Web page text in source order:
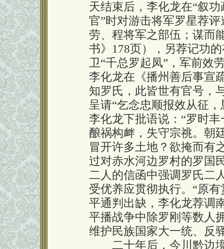
天结束后，李化龙在“叙
官”时对游击将军罗星荐
劳、程将军之部伍；谋而
书》178页），另荐记功
卫“千总罗起凤”，军前效
李化龙在《播州善后事宣
知罗氏，此皆世有官号，
呈请“乞念忠顺报效从征
李化龙下批语说：“罗时
酿祸构衅，失守宗祧。朝
冒开许多土地？欲掩而有
过对赤水河边罗村的罗国
二人的信函中强调罗氏二
受优养应贯彻执行。“原
平通判出缺，李化龙荐调
平播战争中除罗刚等数人
维护民族国家大一统、反
二十年后，今川黔边境